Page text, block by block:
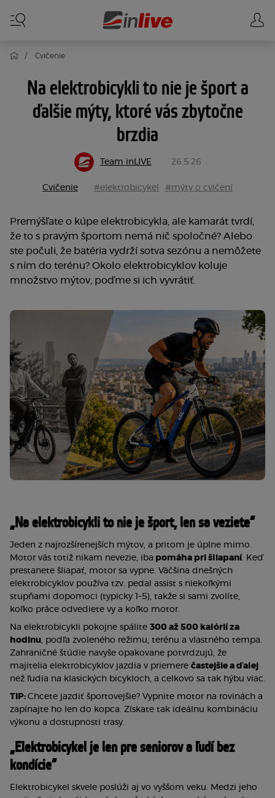
Cvičenie
Na elektrobicykli to nie je šport a
ďalšie mýty, ktoré vás zbytočne
brzdia
Team inLIVE 26.5.26
Cvičenie #elektrobicykel #mýty o cvičení
Premýšľate o kúpe elektrobicykla, ale kamarát tvrdí,
že to s pravým športom nemá nič spoločné? Alebo
ste počuli, že batéria vydrží sotva sezónu a nemôžete
s ním do terénu? Okolo elektrobicyklov koluje
množstvo mýtov, poďme si ich vyvrátiť.
„Na elektrobicykli to nie je šport, len sa veziete“
Jeden z najrozšírenejších mýtov, a pritom je úplne mimo.
Motor vás totiž nikam nevezie, iba pomáha pri šliapaní. Keď
prestanete šliapať, motor sa vypne. Väčšina dnešných
elektrobicyklov používa tzv. pedal assist s niekoľkými
stupňami dopomoci (typicky 1–5), takže si sami zvolíte,
koľko práce odvediete vy a koľko motor.
Na elektrobicykli pokojne spálite 300 až 500 kalórií za
hodinu, podľa zvoleného režimu, terénu a vlastného tempa.
Zahraničné štúdie navyše opakovane potvrdzujú, že
majitelia elektrobicyklov jazdia v priemere častejšie a ďalej
než ľudia na klasických bicykloch, a celkovo sa tak hýbu viac.
TIP: Chcete jazdiť športovejšie? Vypnite motor na rovinách a
zapínajte ho len do kopca. Získate tak ideálnu kombináciu
výkonu a dostupnosti trasy.
„Elektrobicykel je len pre seniorov a ľudí bez
kondície“
Elektrobicykel skvele poslúži aj vo vyššom veku. Medzi jeho